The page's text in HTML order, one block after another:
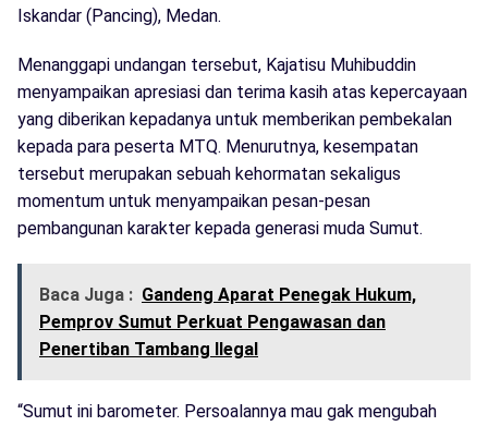
Iskandar (Pancing), Medan.
Menanggapi undangan tersebut, Kajatisu Muhibuddin
menyampaikan apresiasi dan terima kasih atas kepercayaan
yang diberikan kepadanya untuk memberikan pembekalan
kepada para peserta MTQ. Menurutnya, kesempatan
tersebut merupakan sebuah kehormatan sekaligus
momentum untuk menyampaikan pesan-pesan
pembangunan karakter kepada generasi muda Sumut.
Baca Juga : Gandeng Aparat Penegak Hukum,
Pemprov Sumut Perkuat Pengawasan dan
Penertiban Tambang Ilegal
“Sumut ini barometer. Persoalannya mau gak mengubah